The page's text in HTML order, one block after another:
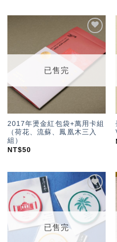
加入
「願
望輕
單」
已售完
2017年燙金紅包袋+萬用卡組
（荷花、流蘇、鳳凰木三入
組）
NT$50
加入
「願
望輕
單」
已售完